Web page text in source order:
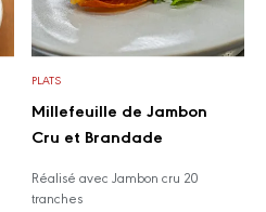
PLATS
Millefeuille de Jambon
Cru et Brandade
Réalisé avec Jambon cru 20
tranches